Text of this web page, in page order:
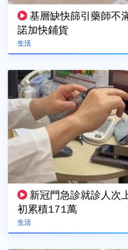
生活
基層缺快篩引藥師不
諾加快鋪貨
生活
新冠門急診就診人次
初累積171萬